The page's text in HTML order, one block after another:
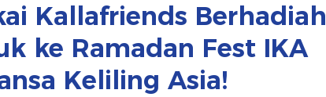
Kallafriends Berhadiah
ke Ramadan Fest IKA
Keliling Asia!